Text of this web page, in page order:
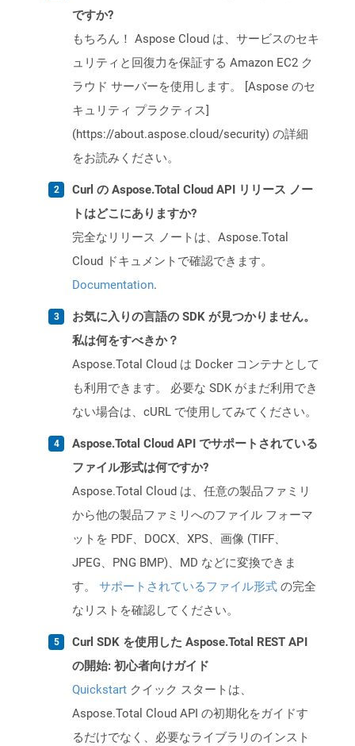
ですか?
もちろん！ Aspose Cloud は、サービスのセキ
ュリティと回復力を保証する Amazon EC2 ク
ラウド サーバーを使用します。 [Aspose のセ
キュリティ プラクティス]
(https://about.aspose.cloud/security) の詳細
をお読みください。
Curl の Aspose.Total Cloud API リリース ノー
トはどこにありますか?
完全なリリース ノートは、Aspose.Total
Cloud ドキュメントで確認できます。
Documentation.
お気に入りの言語の SDK が見つかりません。
私は何をすべきか？
Aspose.Total Cloud は Docker コンテナとして
も利用できます。 必要な SDK がまだ利用でき
ない場合は、cURL で使用してみてください。
Aspose.Total Cloud API でサポートされている
ファイル形式は何ですか?
Aspose.Total Cloud は、任意の製品ファミリ
から他の製品ファミリへのファイル フォーマ
ットを PDF、DOCX、XPS、画像 (TIFF、
JPEG、PNG BMP)、MD などに変換できま
す。 サポートされているファイル形式 の完全
なリストを確認してください。
Curl SDK を使用した Aspose.Total REST API
の開始: 初心者向けガイド
Quickstart クイック スタートは、
Aspose.Total Cloud API の初期化をガイドす
るだけでなく、必要なライブラリのインスト